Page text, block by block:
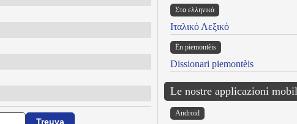
Στα ελληνικά
Ιταλικό Λεξικό
Ën piemontèis
Dissionari piemontèis
Le nostre applicazioni
Android